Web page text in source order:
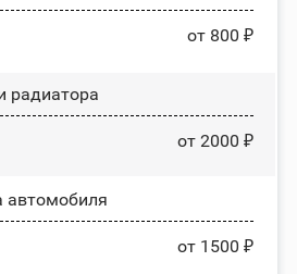
от 800 ₽
радиатора
от 2000 ₽
автомобиля
от 1500 ₽